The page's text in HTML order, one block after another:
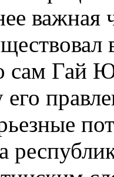
важная
сам Гай